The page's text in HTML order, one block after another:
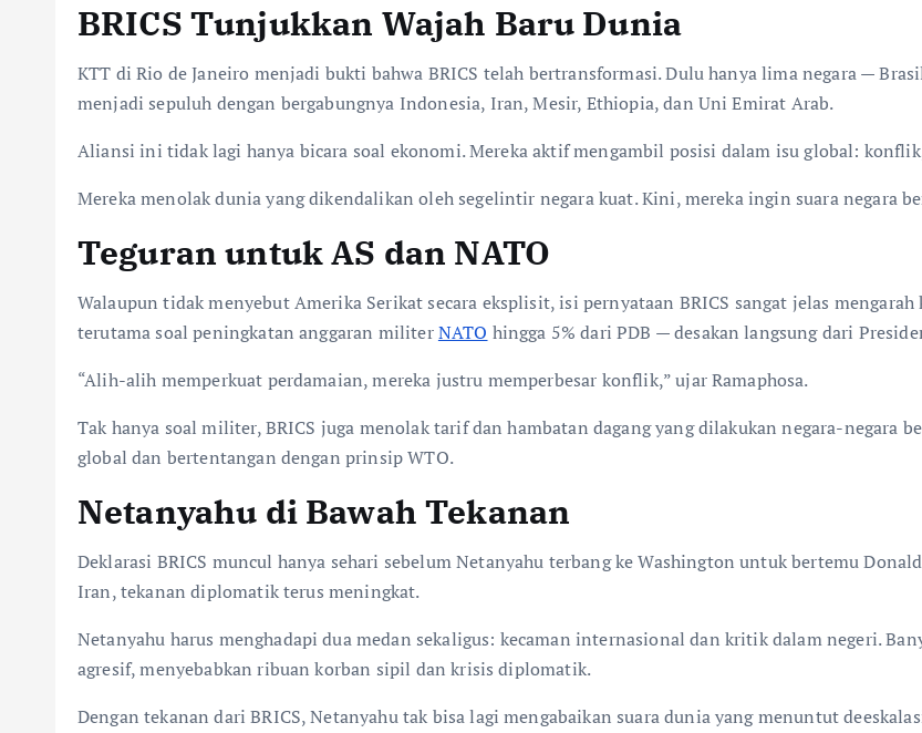
BRICS Tunjukkan Wajah Baru Dunia
KTT di Rio de Janeiro menjadi bukti bahwa BRICS telah bertransformasi. Dulu hanya lima negara —
menjadi sepuluh dengan bergabungnya Indonesia, Iran, Mesir, Ethiopia, dan Uni Emirat Arab.
Aliansi ini tidak lagi hanya bicara soal ekonomi. Mereka aktif mengambil posisi dalam isu global:
Mereka menolak dunia yang dikendalikan oleh segelintir negara kuat. Kini, mereka ingin suara negara
Teguran untuk AS dan NATO
Walaupun tidak menyebut Amerika Serikat secara eksplisit, isi pernyataan BRICS sangat jelas
terutama soal peningkatan anggaran militerNATO hingga 5% dari PDB — desakan langsung dari
“Alih-alih memperkuat perdamaian, mereka justru memperbesar konflik,” ujar Ramaphosa.
Tak hanya soal militer, BRICS juga menolak tarif dan hambatan dagang yang dilakukan negara-negara
global dan bertentangan dengan prinsip WTO.
Netanyahu di Bawah Tekanan
Deklarasi BRICS muncul hanya sehari sebelum Netanyahu terbang ke Washington untuk bertemu
Iran, tekanan diplomatik terus meningkat.
Netanyahu harus menghadapi dua medan sekaligus: kecaman internasional dan kritik dalam negeri.
agresif, menyebabkan ribuan korban sipil dan krisis diplomatik.
Dengan tekanan dari BRICS, Netanyahu tak bisa lagi mengabaikan suara dunia yang menuntut